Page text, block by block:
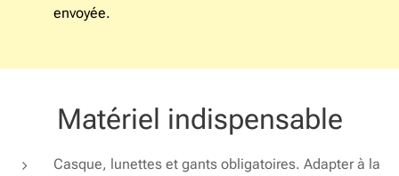
envoyée.
Matériel indispensable
Casque, lunettes et gants obligatoires. Adapter à la